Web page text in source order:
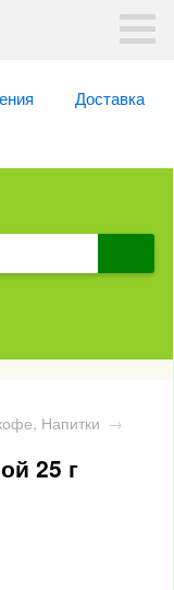
Доставка
Напитки →
25 г